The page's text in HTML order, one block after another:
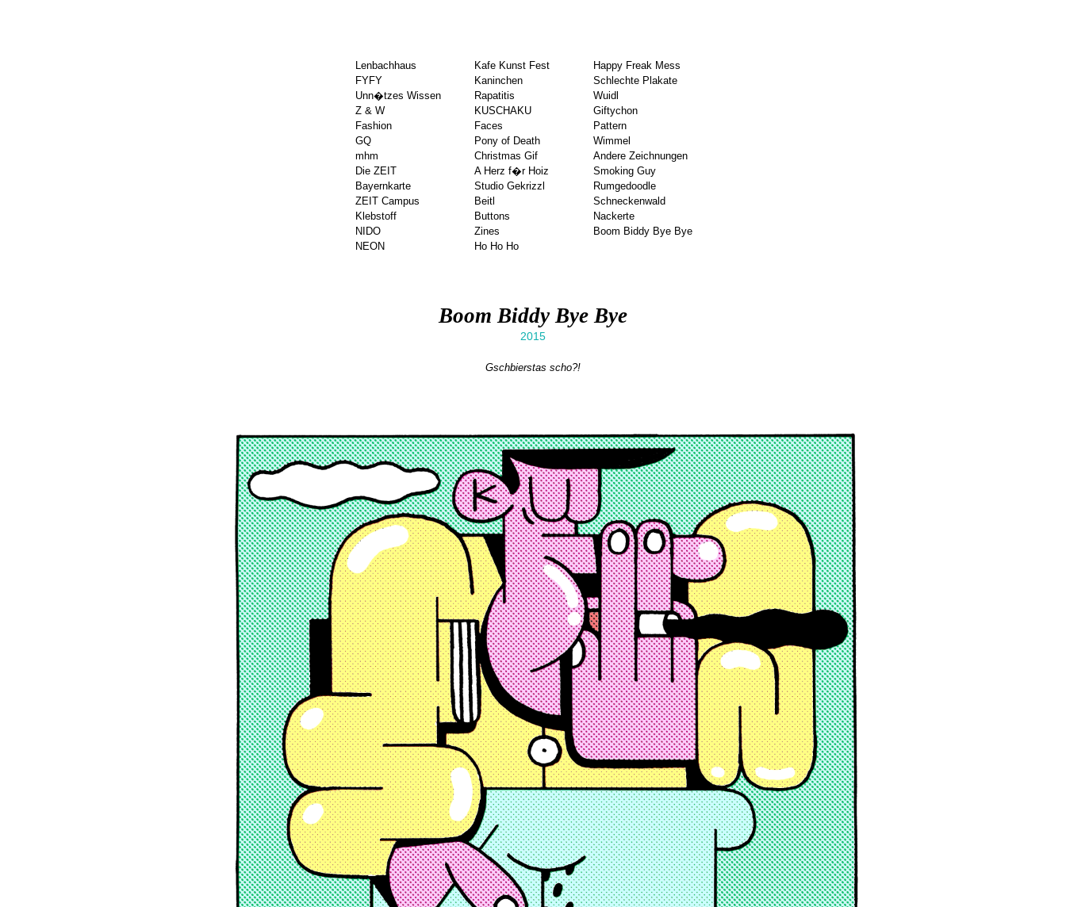
Lenbachhaus
FYFY
Unn�tzes Wissen
Z & W
Fashion
GQ
mhm
Die ZEIT
Bayernkarte
ZEIT Campus
Klebstoff
NIDO
NEON
Kafe Kunst Fest
Kaninchen
Rapatitis
KUSCHAKU
Faces
Pony of Death
Christmas Gif
A Herz f�r Hoiz
Studio Gekrizzl
Beitl
Buttons
Zines
Ho Ho Ho
Happy Freak Mess
Schlechte Plakate
Wuidl
Giftychon
Pattern
Wimmel
Andere Zeichnungen
Smoking Guy
Rumgedoodle
Schneckenwald
Nackerte
Boom Biddy Bye Bye
Boom Biddy Bye Bye
2015
Gschbierstas scho?!